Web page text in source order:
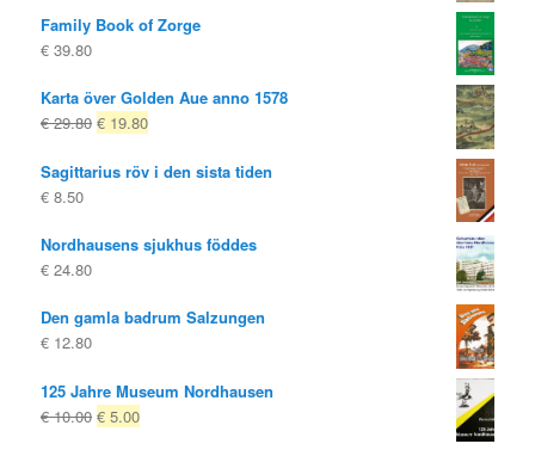
Family Book of Zorge
€ 39.80
Karta över Golden Aue anno 1578
€29.80 Ursprungligt
var:
€ 19.80Nuvarande
är:
Sagittarius röv i den sista tiden
€ 8.50
Nordhausens sjukhus föddes
€ 24.80
Den gamla badrum Salzungen
€ 12.80
125 Jahre Museum Nordhausen
€10.00 Ursprungligt
€ 5.00Nuvarande